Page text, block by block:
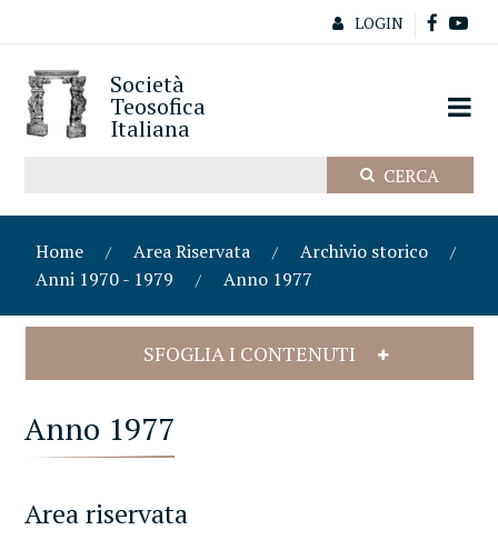
LOGIN
Società
Teosofica
Italiana
Home Area Riservata
Archivio storico
Anni 1970 - 1979
Anno 1977
SFOGLIA I CONTENUTI
Anno 1977
Area riservata